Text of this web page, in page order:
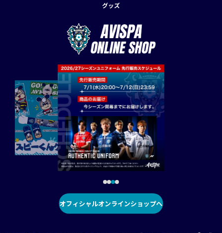
グッズ
オフィシャルオンラインショップへ